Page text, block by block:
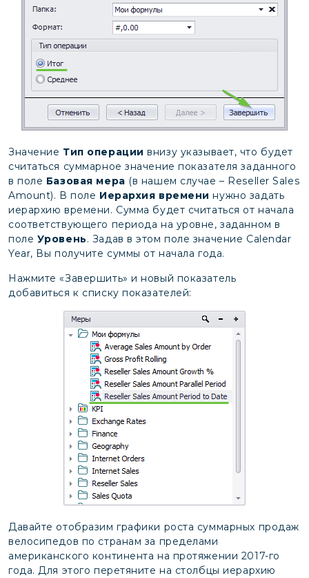
Значение Тип операции внизу указывает, что будет
считаться суммарное значение показателя заданного
в поле Базовая мера (в нашем случае – Reseller Sales
Amount). В поле Иерархия времени нужно задать
иерархию времени. Сумма будет считаться от начала
соответствующего периода на уровне, заданном в
поле Уровень. Задав в этом поле значение Calendar
Year, Вы получите суммы от начала года.
Нажмите «Завершить» и новый показатель
добавиться к списку показателей:
Давайте отобразим графики роста суммарных продаж
велосипедов по странам за пределами
американского континента на протяжении 2017-го
года. Для этого перетяните на столбцы иерархию